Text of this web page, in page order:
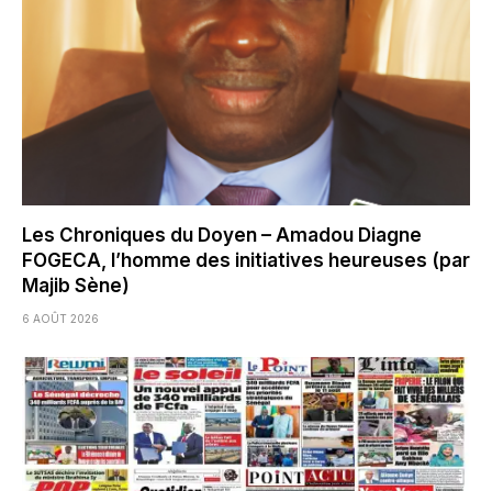
Les Chroniques du Doyen – Amadou Diagne
FOGECA, l’homme des initiatives heureuses (par
Majib Sène)
6 AOÛT 2026